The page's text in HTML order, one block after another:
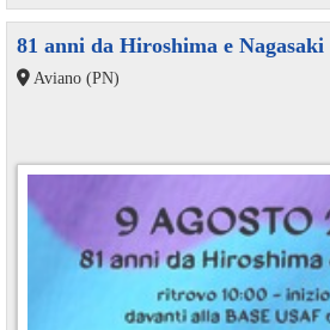
81 anni da Hiroshima e Nagasaki
Aviano (PN)